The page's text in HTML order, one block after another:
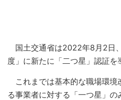
国土交通省は2022年8月2日
度」に新たに「二つ星」認証を
これまでは基本的な職場環境
る事業者に対する「一つ星」